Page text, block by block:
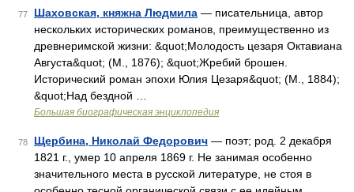
77 Шаховская, княжна Людмила — писательница, автор
нескольких исторических романов, преимущественно из
древнеримской жизни: &quot;Молодость цезаря Октавиана
Августа&quot; (М., 1876); &quot;Жребий брошен.
Исторический роман эпохи Юлия Цезаря&quot; (М., 1884);
&quot;Над бездной …
Большая биографическая энциклопедия
78 Щербина, Николай Федорович — поэт; род. 2 декабря
1821 г., умер 10 апреля 1869 г. Не занимая особенно
значительного места в русской литературе, не стоя в